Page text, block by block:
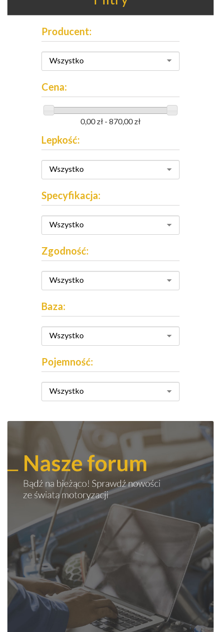
Producent:
Wszystko
Cena:
0,00 zł - 870,00 zł
Lepkość:
Wszystko
Specyfikacja:
Wszystko
Zgodność:
Wszystko
Baza:
Wszystko
Pojemność:
Wszystko